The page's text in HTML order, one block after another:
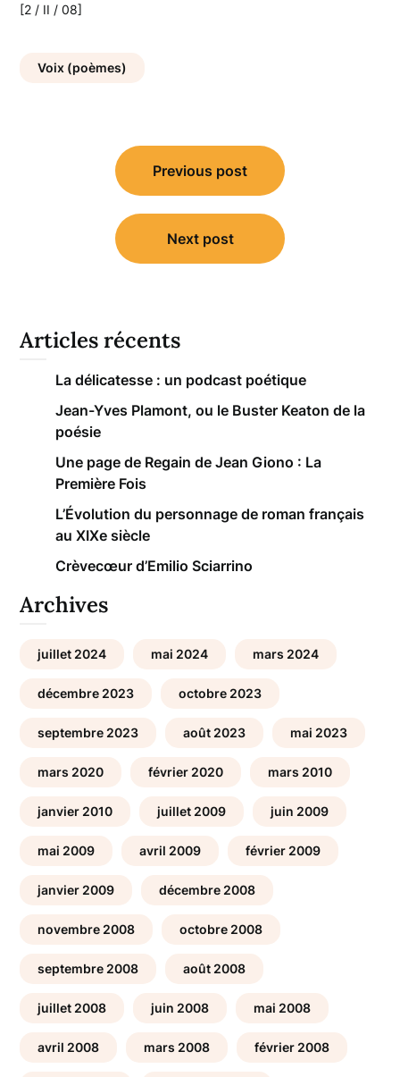
[2 / II / 08]
Voix (poèmes)
Navigation
Previous post
Next post
Articles récents
La délicatesse : un podcast poétique
Jean-Yves Plamont, ou le Buster Keaton de la
poésie
Une page de Regain de Jean Giono : La
Première Fois
L’Évolution du personnage de roman français
au XIXe siècle
Crèvecœur d’Emilio Sciarrino
Archives
juillet 2024 mai 2024 mars 2024
décembre 2023 octobre 2023
septembre 2023 août 2023 mai 2023
mars 2020 février 2020 mars 2010
janvier 2010 juillet 2009 juin 2009
mai 2009 avril 2009 février 2009
janvier 2009 décembre 2008
novembre 2008 octobre 2008
septembre 2008 août 2008
juillet 2008 juin 2008 mai 2008
avril 2008 mars 2008 février 2008